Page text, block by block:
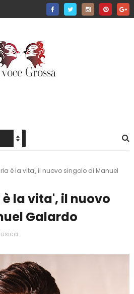
è la vita', il nuovo singolo di Manuel
la vita', il nuovo
Galardo